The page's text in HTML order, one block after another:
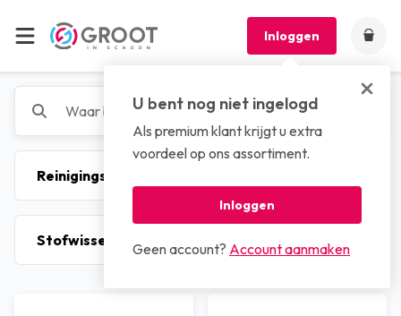
Inloggen
U bent nog niet ingelogd
Als premium klant krijgt u extra
voordeel op ons assortiment.
Inloggen
Geen account? Account aanmaken